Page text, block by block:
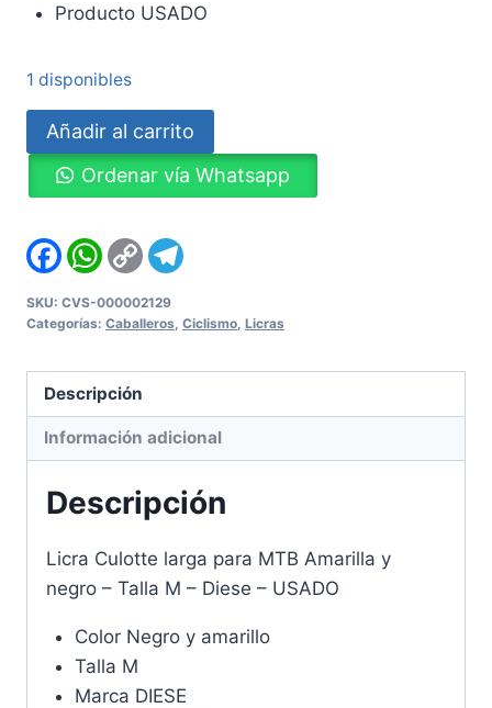
Producto USADO
1 disponibles
Licra
Culotte
larga
MTB
Amarilla
y
negro
Talla
M
cantidad
Añadir al carrito
Ordenar vía Whatsapp
FacebookWhatsApp
Copy
Link
SKU: CVS-000002129
Categorías: Caballeros, Ciclismo, Licras
Descripción
Información adicional
Descripción
Licra Culotte larga para MTB Amarilla y
negro – Talla M – Diese – USADO
Color Negro y amarillo
Talla M
Marca DIESE